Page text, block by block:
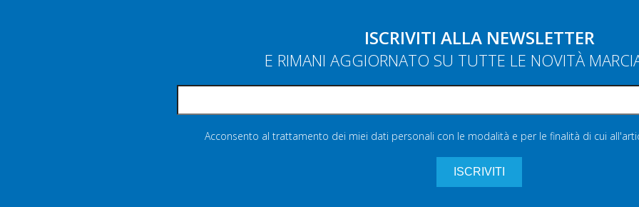
ISCRIVITI ALLA NEWSLETTER
E RIMANI AGGIORNATO SU TUTTE LE NOVITÀ
Acconsento al trattamento dei miei dati personali con le modalità e per le finalità di cui